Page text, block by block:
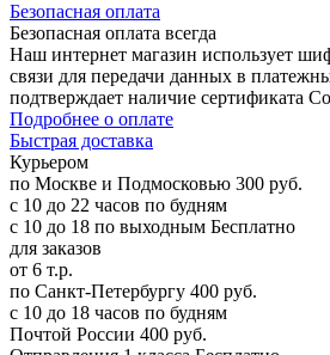
Безопасная оплата
Безопасная оплата всегда
Наш интернет магазин использует
связи для передачи данных в
подтверждает наличие сертификата
Подробнее о оплате
Быстрая доставка
Курьером
по Москве и Подмосковью 300 руб.
с 10 до 22 часов по будням
с 10 до 18 по выходным Бесплатно
для заказов
от 6 т.р.
по Санкт-Петербургу 400 руб.
с 10 до 18 часов по будням
Почтой России 400 руб.